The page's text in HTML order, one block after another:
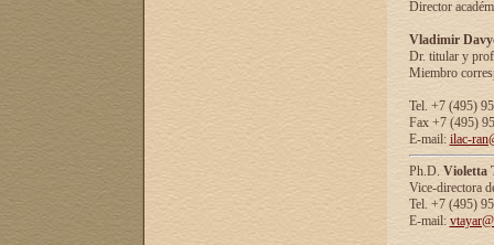
Director
Vladimir
Dr. titular y
Miembro
Tel. +7 (495)
Fax +7 (495)
E-mail: ilac-
Ph.D. Violetta
Vice-directora
Tel. +7 (495)
E-mail: